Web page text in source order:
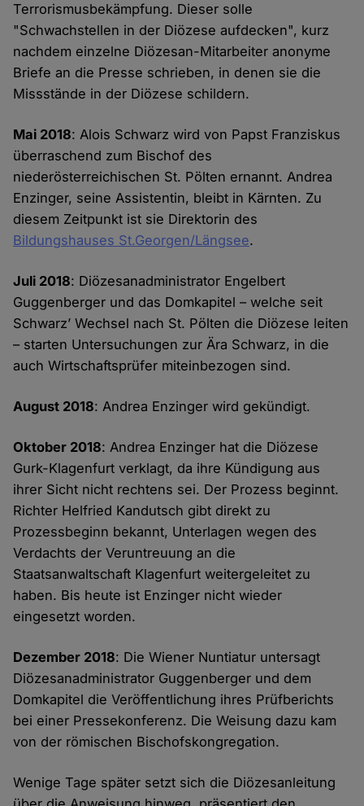
Terrorismusbekämpfung. Dieser solle
"Schwachstellen in der Diözese aufdecken", kurz
nachdem einzelne Diözesan-Mitarbeiter anonyme
Briefe an die Presse schrieben, in denen sie die
Missstände in der Diözese schildern.
Mai 2018: Alois Schwarz wird von Papst Franziskus
überraschend zum Bischof des
niederösterreichischen St. Pölten ernannt. Andrea
Enzinger, seine Assistentin, bleibt in Kärnten. Zu
diesem Zeitpunkt ist sie Direktorin des
Bildungshauses St.Georgen/Längsee.
Juli 2018: Diözesanadministrator Engelbert
Guggenberger und das Domkapitel – welche seit
Schwarz’ Wechsel nach St. Pölten die Diözese leiten
– starten Untersuchungen zur Ära Schwarz, in die
auch Wirtschaftsprüfer miteinbezogen sind.
August 2018: Andrea Enzinger wird gekündigt.
Oktober 2018: Andrea Enzinger hat die Diözese
Gurk-Klagenfurt verklagt, da ihre Kündigung aus
ihrer Sicht nicht rechtens sei. Der Prozess beginnt.
Richter Helfried Kandutsch gibt direkt zu
Prozessbeginn bekannt, Unterlagen wegen des
Verdachts der Veruntreuung an die
Staatsanwaltschaft Klagenfurt weitergeleitet zu
haben. Bis heute ist Enzinger nicht wieder
eingesetzt worden.
Dezember 2018: Die Wiener Nuntiatur untersagt
Diözesanadministrator Guggenberger und dem
Domkapitel die Veröffentlichung ihres Prüfberichts
bei einer Pressekonferenz. Die Weisung dazu kam
von der römischen Bischofskongregation.
Wenige Tage später setzt sich die Diözesanleitung